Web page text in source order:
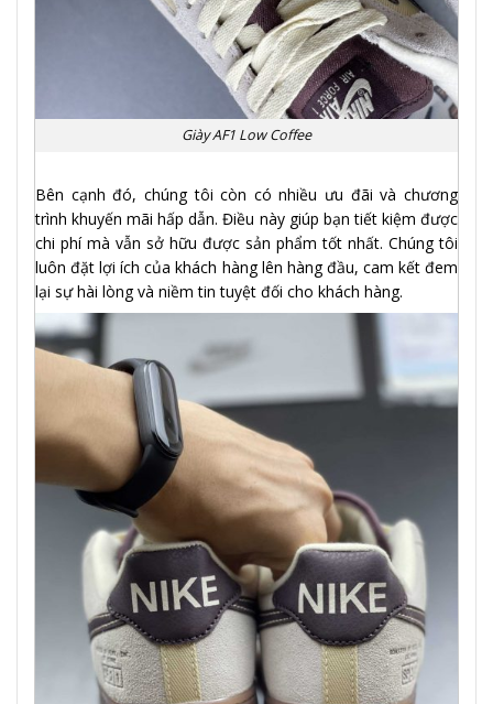
Giày AF1 Low Coffee
Bên cạnh đó, chúng tôi còn có nhiều ưu đãi và chương
trình khuyến mãi hấp dẫn. Điều này giúp bạn tiết kiệm được
chi phí mà vẫn sở hữu được sản phẩm tốt nhất. Chúng tôi
luôn đặt lợi ích của khách hàng lên hàng đầu, cam kết đem
lại sự hài lòng và niềm tin tuyệt đối cho khách hàng.